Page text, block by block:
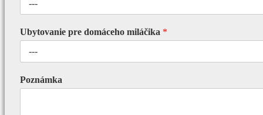
Ubytovanie pre domáceho miláčika *
Poznámka